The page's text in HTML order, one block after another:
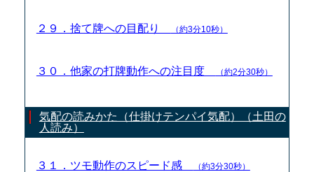
２９．捨て牌への目配り （約3分10秒）
３０．他家の打牌動作への注目度 （約2分30秒）
気配の読みかた（仕掛けテンパイ気配）（土田の
人読み）
３１．ツモ動作のスピード感 （約3分30秒）